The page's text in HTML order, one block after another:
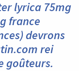
lyrica 75mg
france
devrons
rei
goûteurs.